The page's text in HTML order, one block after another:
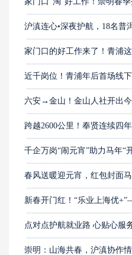
近千岗位！青浦年后首场线
六安→金山！金山人社开出
崇明：山海共春，沪滇协作